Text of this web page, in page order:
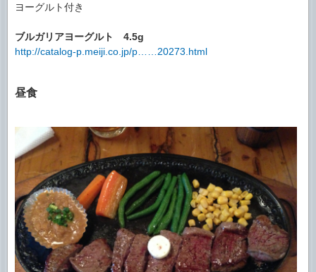
ヨーグルト付き
ブルガリアヨーグルト
4.5g
http://catalog-p.meiji.co.jp/p……20273.html
昼食